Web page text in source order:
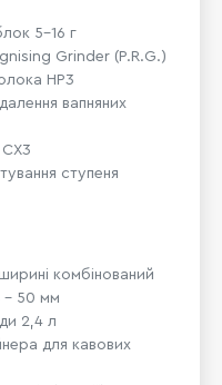
5-16 г
Grinder (P.R.G.)
HP3
вапняних
ступеня
комбінований
– 50 мм
2,4 л
для кавових